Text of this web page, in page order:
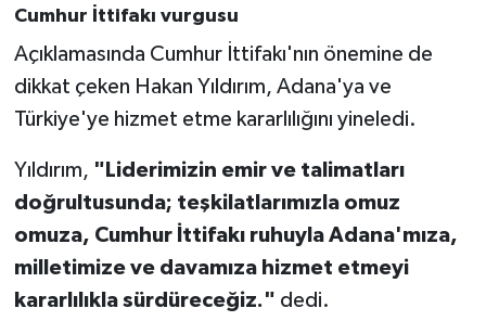
Cumhur İttifakı vurgusu
Açıklamasında Cumhur İttifakı'nın önemine de
dikkat çeken Hakan Yıldırım, Adana'ya ve
Türkiye'ye hizmet etme kararlılığını yineledi.
Yıldırım, "Liderimizin emir ve talimatları
doğrultusunda; teşkilatlarımızla omuz
omuza, Cumhur İttifakı ruhuyla Adana'mıza,
milletimize ve davamıza hizmet etmeyi
kararlılıkla sürdüreceğiz." dedi.